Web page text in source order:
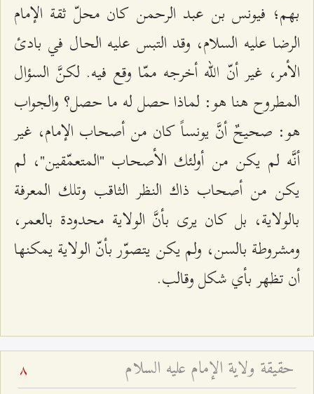
بهم؛ فيونس بن عبد الرحمن كان محلّ ثقة الإمام
الرضا عليه السلام، وقد التبس عليه الحال في بادئ
الأمر، غير أنّ الله أخرجه ممّا وقع فيه. لكنَّ السؤال
المطروح هنا هو: لماذا حصل له ما حصل؟ والجواب
هو: صحيحٌ أنَّ يونساً كان من أصحاب الإمام، غير
أنَّه لم يكن من أولئك الأصحاب "المتعمّقين"، لم
يكن من أصحاب ذاك النظر الثاقب وتلك المعرفة
بالولاية، بل كان يرى بأنَّ الولاية محدودة بالعمر،
ومشروطة بالسن، ولم يكن يتصوّر بأنّ الولاية يمكنها
أن تظهر بأي شكل وقالب.
حقيقة ولاية الإمام عليه السلام 8